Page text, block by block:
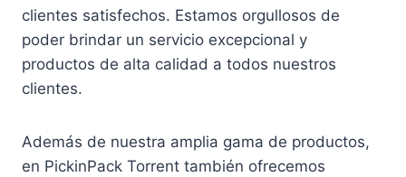
clientes satisfechos. Estamos orgullosos de
poder brindar un servicio excepcional y
productos de alta calidad a todos nuestros
clientes.
Además de nuestra amplia gama de productos,
en PickinPack Torrent también ofrecemos